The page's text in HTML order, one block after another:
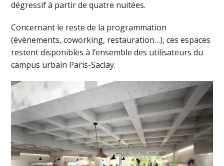
dégressif à partir de quatre nuitées.
Concernant le reste de la programmation
(évènements, coworking, restauration…), ces espaces
restent disponibles à l’ensemble des utilisateurs du
campus urbain Paris-Saclay.